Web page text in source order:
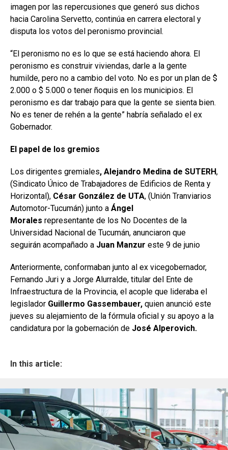
imagen por las repercusiones que generó sus dichos
hacia Carolina Servetto, continúa en carrera electoral y
disputa los votos del peronismo provincial.
“El peronismo no es lo que se está haciendo ahora. El
peronismo es construir viviendas, darle a la gente
humilde, pero no a cambio del voto. No es por un plan de $
2.000 o $ 5.000 o tener ñoquis en los municipios. El
peronismo es dar trabajo para que la gente se sienta bien.
No es tener de rehén a la gente” habría señalado el ex
Gobernador.
El papel de los gremios
Los dirigentes gremiales, Alejandro Medina de SUTERH,
(Sindicato Único de Trabajadores de Edificios de Renta y
Horizontal), César González de UTA, (Unión Tranviarios
Automotor-Tucumán) junto a Ángel
Morales representante de los No Docentes de la
Universidad Nacional de Tucumán, anunciaron que
seguirán acompañado a Juan Manzur este 9 de junio
Anteriormente, conformaban junto al ex vicegobernador,
Fernando Juri y a Jorge Alurralde, titular del Ente de
Infraestructura de la Provincia, el acople que lideraba el
legislador Guillermo Gassembauer, quien anunció este
jueves su alejamiento de la fórmula oficial y su apoyo a la
candidatura por la gobernación de José Alperovich.
In this article: